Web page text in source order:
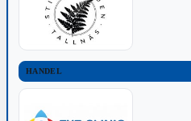
HANDEL